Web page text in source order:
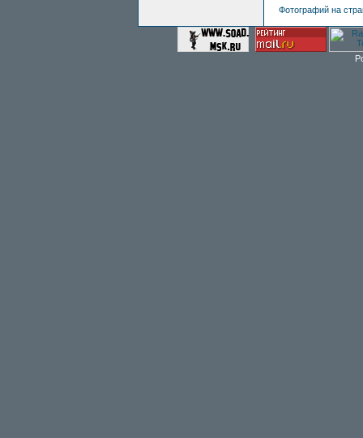
Фотографий на